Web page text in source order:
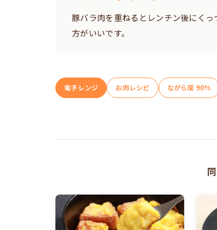
豚バラ肉を重ねるとレンチン後にく
方がいいです。
電子レンジ お肉レシピ ながら度 90%